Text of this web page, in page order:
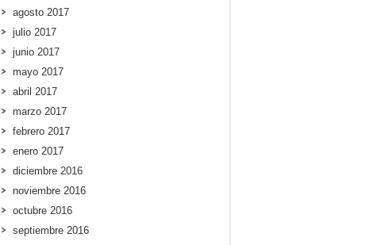
agosto 2017
julio 2017
junio 2017
mayo 2017
abril 2017
marzo 2017
febrero 2017
enero 2017
diciembre 2016
noviembre 2016
octubre 2016
septiembre 2016